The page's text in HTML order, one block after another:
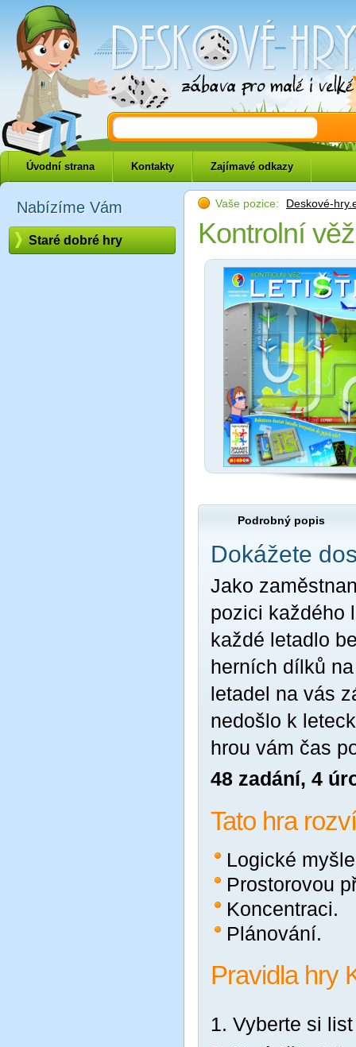
Deskové-hry.eu
Úvodní strana Kontakty Zajímavé odkazy
Nabízíme Vám
Staré dobré hry
Vaše pozice: Deskové-
Kontrolní
Podrobný popis
Dokážete
Jako
pozici každého
každé letadlo
herních dílků
letadel na vás
nedošlo k
hrou vám čas
48 zadání, 4
Tato hra
Logické
Prostorovou
Koncentraci.
Plánování.
Pravidla hry
Vyberte si